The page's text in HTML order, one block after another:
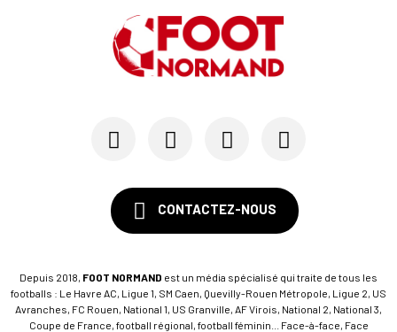
CONTACTEZ-NOUS
Depuis 2018, FOOT NORMAND est un média spécialisé qui traite de tous les
footballs : Le Havre AC, Ligue 1, SM Caen, Quevilly-Rouen Métropole, Ligue 2, US
Avranches, FC Rouen, National 1, US Granville, AF Virois, National 2, National 3,
Coupe de France, football régional, football féminin... Face-à-face, Face